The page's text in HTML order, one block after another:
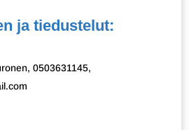
ja tiedustelut:
0503631145,